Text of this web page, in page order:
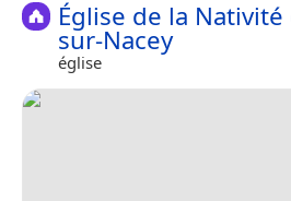
Église de la Nativité
sur-Nacey
église